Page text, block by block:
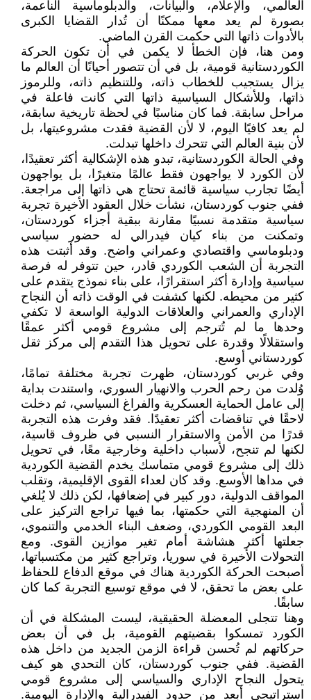
العالمي، والإعلام، والبيانات، والدبلوماسية الناعمة،
بصورة لم يعد معها ممكنًا أن تُدار القضايا الكبرى
بالأدوات ذاتها التي حكمت القرن الماضي.
ومن هنا، فإن الخطأ لا يكمن في أن تكون الحركة
الكوردستانية قومية، بل في أن تتصور أحيانًا أن العالم ما
يزال يستجيب للخطاب ذاته، وللتنظيم ذاته، وللرموز
ذاتها، وللأشكال السياسية ذاتها التي كانت فاعلة في
مراحل سابقة. فما كان مناسبًا في لحظة تاريخية سابقة،
لم يعد كافيًا اليوم، لا لأن القضية فقدت مشروعيتها، بل
لأن بنية العالم التي تتحرك داخلها تبدلت.
وفي الحالة الكوردستانية، تبدو هذه الإشكالية أكثر تعقيدًا،
لأن الكورد لا يواجهون فقط عالمًا متغيرًا، بل يواجهون
أيضًا تجارب سياسية قائمة تحتاج هي ذاتها إلى مراجعة.
ففي جنوب كوردستان، نشأت خلال العقود الأخيرة تجربة
سياسية متقدمة نسبيًا مقارنة ببقية أجزاء كوردستان،
وتمكنت من بناء كيان فيدرالي له حضور سياسي
ودبلوماسي واقتصادي وعمراني واضح. وقد أثبتت هذه
التجربة أن الشعب الكوردي قادر، حين تتوفر له فرصة
سياسية وإدارة أكثر استقرارًا، على بناء نموذج يتقدم على
كثير من محيطه. لكنها كشفت في الوقت ذاته أن النجاح
الإداري والعمراني والعلاقات الدولية الواسعة لا تكفي
وحدها ما لم تُترجم إلى مشروع قومي أكثر عمقًا
واستقلالًا وقدرة على تحويل هذا التقدم إلى مركز ثقل
كوردستاني أوسع.
وفي غربي كوردستان، ظهرت تجربة مختلفة تمامًا،
وُلدت من رحم الحرب والانهيار السوري، واستندت بداية
إلى عامل الحماية العسكرية والفراغ السياسي، ثم دخلت
لاحقًا في تناقضات أكثر تعقيدًا. فقد وفرت هذه التجربة
قدرًا من الأمن والاستقرار النسبي في ظروف قاسية،
لكنها لم تنجح، لأسباب داخلية وخارجية معًا، في تحويل
ذلك إلى مشروع قومي متماسك يخدم القضية الكوردية
في مداها الأوسع. وقد كان لعداء القوى الإقليمية، وتقلب
المواقف الدولية، دور كبير في إضعافها، لكن ذلك لا يُلغي
أن المنهجية التي حكمتها، بما فيها تراجع التركيز على
البعد القومي الكوردي، وضعف البناء الخدمي والتنموي،
جعلتها أكثر هشاشة أمام تغير موازين القوى. ومع
التحولات الأخيرة في سوريا، وتراجع كثير من مكتسباتها،
أصبحت الحركة الكوردية هناك في موقع الدفاع للحفاظ
على بعض ما تحقق، لا في موقع توسيع التجربة كما كان
سابقًا.
وهنا تتجلى المعضلة الحقيقية، ليست المشكلة في أن
الكورد تمسكوا بقضيتهم القومية، بل في أن بعض
حركاتهم لم تُحسن قراءة الزمن الجديد من داخل هذه
القضية. ففي جنوب كوردستان، كان التحدي هو كيف
يتحول النجاح الإداري والسياسي إلى مشروع قومي
استراتيجي أبعد من حدود الفيدرالية والإدارة اليومية.